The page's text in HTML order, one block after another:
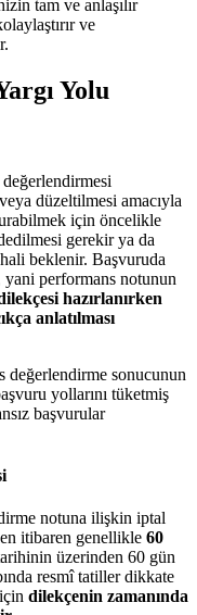
tam ve anlaşılır
ve
Yolu
düzeltilmesi amacıyla
için öncelikle
gerekir ya da
beklenir. Başvuruda
performans notunun
hazırlanırken
anlatılması
değerlendirme sonucunun
yollarını tüketmiş
başvurular
notuna ilişkin iptal
itibaren genellikle 60
üzerinden 60 gün
resmî tatiller dikkate
dilekçenin zamanında